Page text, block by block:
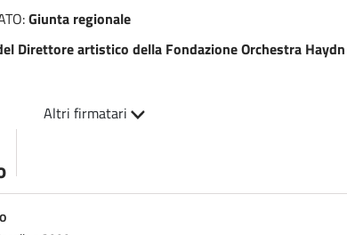
Giunta regionale
Direttore artistico della Fondazione Orchestra Haydn
Altri firmatari